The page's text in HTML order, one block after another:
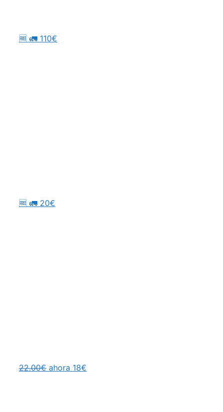
🆓 🚛 110€
🆓 🚛 20€
22.00€ ahora 18€